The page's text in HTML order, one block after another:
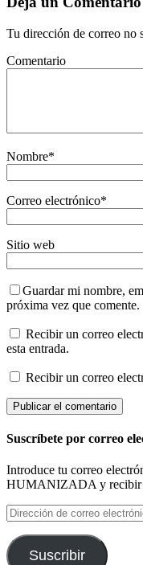
Tu dirección de correo no
Comentario
Nombre*
Correo electrónico*
Sitio web
Guardar mi nombre,
próxima vez que comente.
Recibir un correo
esta entrada.
Recibir un correo
Suscríbete por correo
Introduce tu correo
HUMANIZADA y recibir
Dirección
de
correo
electrónico
Suscribir